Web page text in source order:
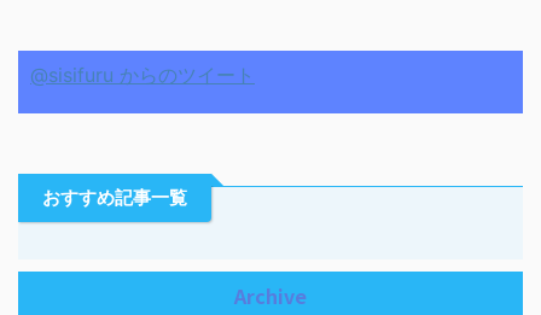
@sisifuru からのツイート
おすすめ記事一覧
Archive